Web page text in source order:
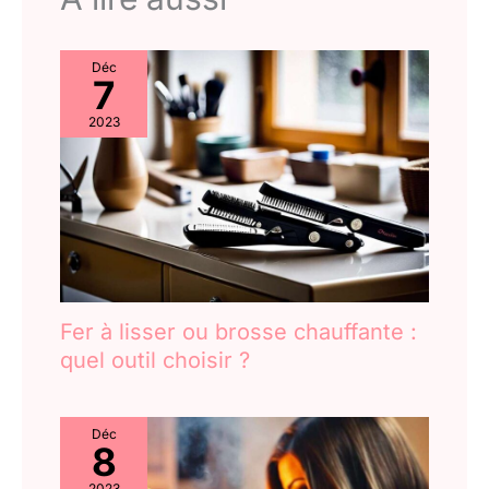
Déc
7
2023
Fer à lisser ou brosse chauffante :
quel outil choisir ?
Déc
8